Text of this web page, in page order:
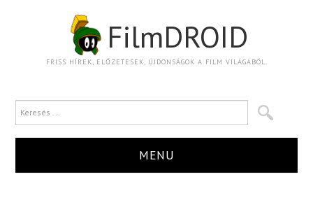
FilmDROID
FRISS HÍREK, ELŐZETESEK, ÚJDONSÁGOK A FILM VILÁGÁBÓL.
MENU